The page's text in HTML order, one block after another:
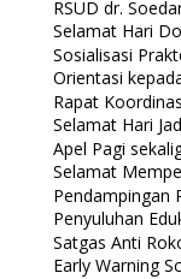
RSUD dr.
Selamat Hari
Sosialisasi
Orientasi
Rapat
Selamat Hari
Apel Pagi
Selamat
Pendampingan
Penyuluhan
Satgas Anti
Early Warning